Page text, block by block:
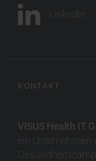
LinkedIn
KONTAKT
VISUS Health IT
ein Unternehmen